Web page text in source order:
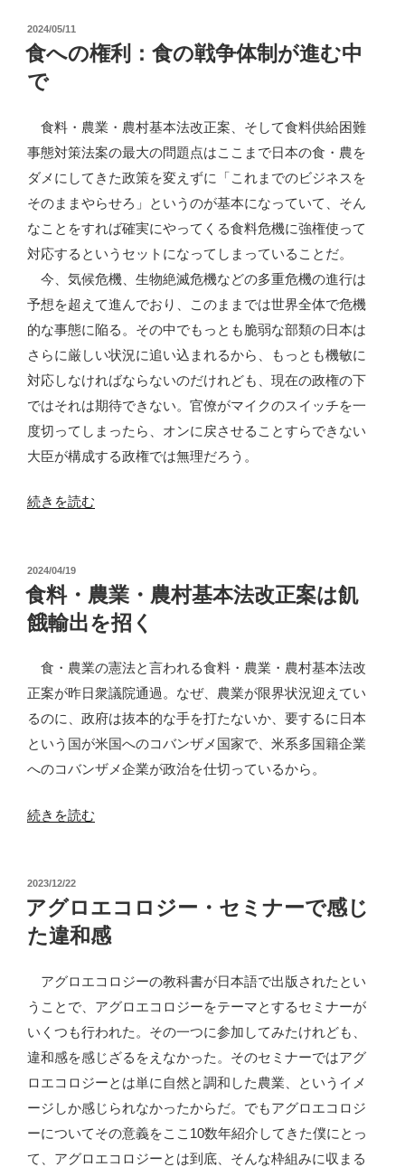
米
を
5
都
道
府
県
に
及
さ
せ
る？”
の
い
「食
料
機」？”
の
投
稿
日:
2024/05/11
食への権利：食の戦争体制が進む中
で
食料・農業・農村基本法改正案、そして食料供給困難
事態対策法案の最大の問題点はここまで日本の食・農を
ダメにしてきた政策を変えずに「これまでのビジネスを
そのままやらせろ」というのが基本になっていて、そん
なことをすれば確実にやってくる食料危機に強権使って
対応するというセットになってしまっていることだ。
今、気候危機、生物絶滅危機などの多重危機の進行は
予想を超えて進んでおり、このままでは世界全体で危機
的な事態に陥る。その中でもっとも脆弱な部類の日本は
さらに厳しい状況に追い込まれるから、もっとも機敏に
対応しなければならないのだけれども、現在の政権の下
ではそれは期待できない。官僚がマイクのスイッチを一
度切ってしまったら、オンに戻させることすらできない
大臣が構成する政権では無理だろう。
“食
権
利：
食
争
体
制
で”
の
続きを読む
投
稿
日:
2024/04/19
食料・農業・農村基本法改正案は飢
餓輸出を招く
食・農業の憲法と言われる食料・農業・農村基本法改
正案が昨日衆議院通過。なぜ、農業が限界状況迎えてい
るのに、政府は抜本的な手を打たないか、要するに日本
という国が米国へのコバンザメ国家で、米系多国籍企業
へのコバンザメ企業が政治を仕切っているから。
“食
業・
農
村
法
改
正
案
続きを読む
投
稿
日:
2023/12/22
アグロエコロジー・セミナーで感じ
た違和感
アグロエコロジーの教科書が日本語で出版されたとい
うことで、アグロエコロジーをテーマとするセミナーが
いくつも行われた。その一つに参加してみたけれども、
違和感を感じざるをえなかった。そのセミナーではアグ
ロエコロジーとは単に自然と調和した農業、というイメ
ージしか感じられなかったからだ。でもアグロエコロジ
ーについてその意義をここ10数年紹介してきた僕にとっ
て、アグロエコロジーとは到底、そんな枠組みに収まる